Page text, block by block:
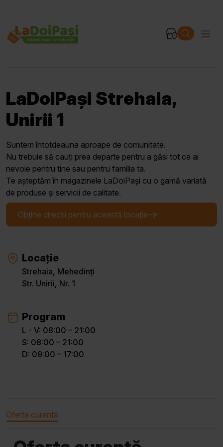
LaDoiPași Strehaia,
Unirii 1
Suntem întotdeauna aproape de comunitate.
Nu trebuie să cauți prea departe pentru a găsi tot ce ai
nevoie pentru tine sau pentru familia ta.
Te așteptăm în magazinele LaDoiPași cu o gamă variată
de produse și servicii de calitate.
Obține direcții pentru această locație
Locație
Strehaia, Mehedinți
Str. Unirii, Nr. 1
Program
L - V: 08:00 – 21:00
S: 08:00 – 21:00
D: 09:00 – 17:00
Oferta curentă